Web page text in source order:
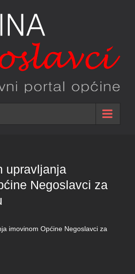
upravljanja
Negoslavci za
imovinom Općine Negoslavci za